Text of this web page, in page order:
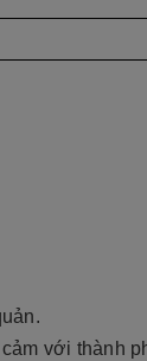
với thành